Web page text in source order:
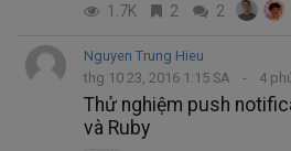
1.7K 2 2
Nguyen Trung Hieu
thg 10 23, 2016 1:15 SA
4
Thử nghiệm push
và Ruby